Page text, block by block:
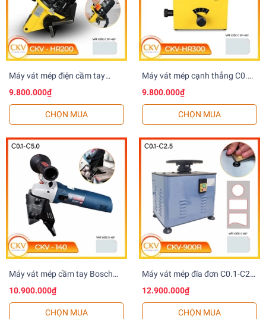
Máy vát mép điện cầm tay
C0.1-C6.0 CKV-HR200
9.800.000₫
CHỌN MUA
Máy vát mép cạnh thẳng C0.1-
C3.0 CKV-HR300
9.800.000₫
CHỌN MUA
Máy vát mép cầm tay Bosch
C0.1-C5.0 CKV-140
10.900.000₫
CHỌN MUA
Máy vát mép đĩa đơn C0.1-C2.5
CKV-900R
12.900.000₫
CHỌN MUA